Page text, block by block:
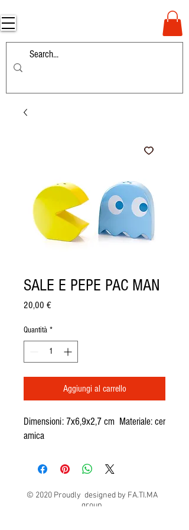
SALE E PEPE PAC MAN
20,00 €Prezzo
Quantità *
Aggiungi al carrello
Dimensioni: 7x6,9x2,7 cm Materiale: cer
amica
© 2020 Proudly designed by FA.TI.MA
group